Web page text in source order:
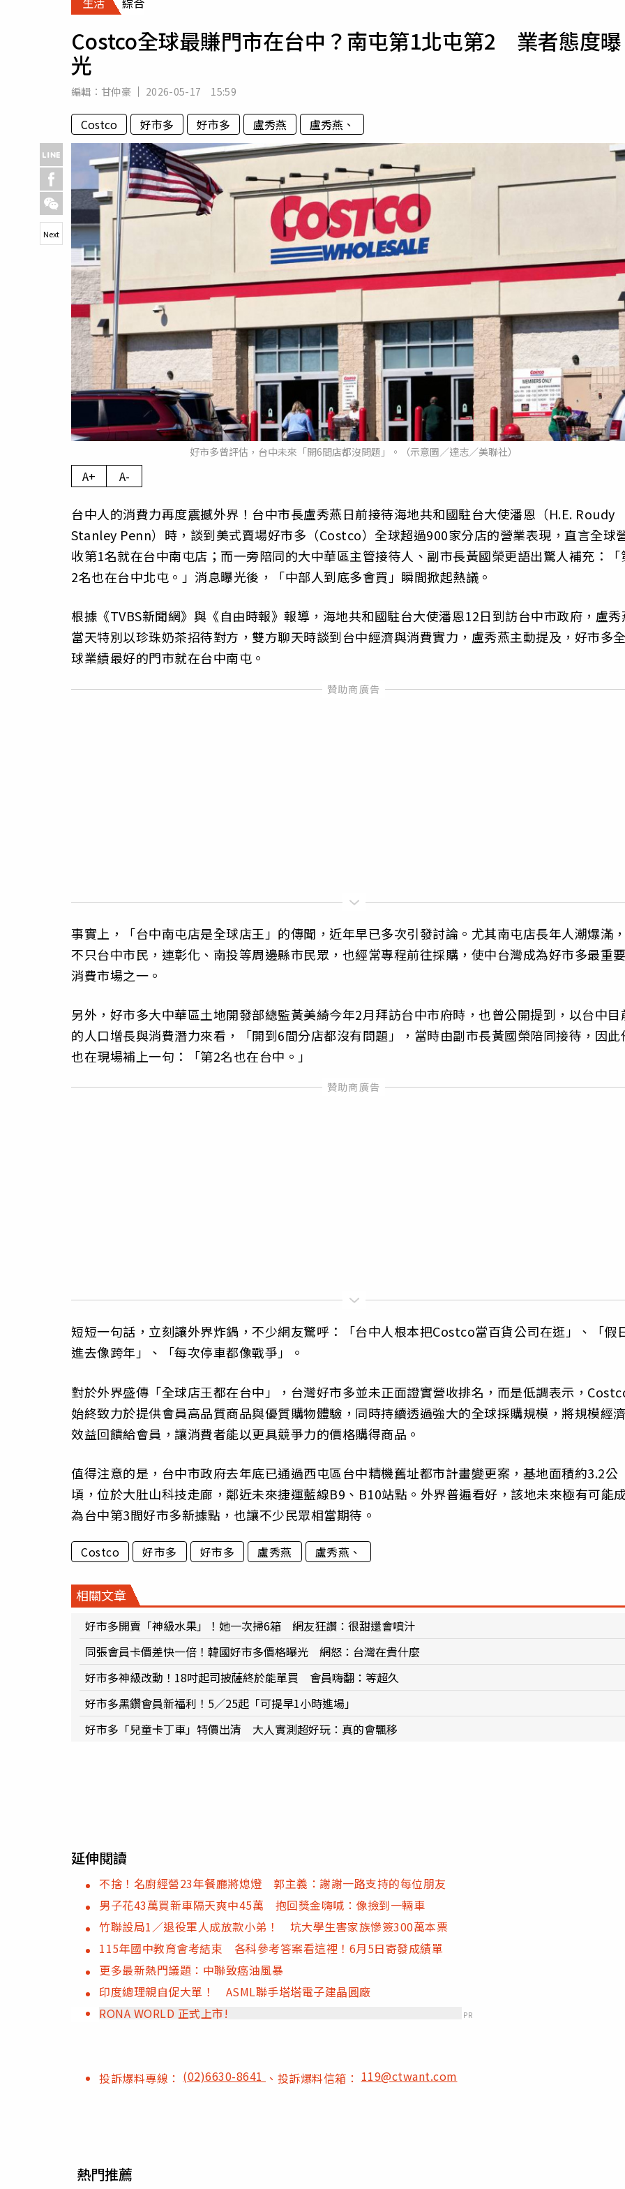
專欄
運勢
Costco全球最賺門市在台中？南屯第1北屯第2 業者態度曝
光
編輯： 甘仲豪 2026-05-17 15:59
Costco 好市多 好市多 盧秀燕 盧秀燕、
好市多曾評估，台中未來「開6間店都沒問題」。（示意圖／達志／美聯社）
Next
A+ A-
台中人的消費力再度震撼外界！台中市長盧秀燕日前接待海地共和國駐台大使潘恩（H.E. Roudy
Stanley Penn）時，談到美式賣場好市多（Costco）全球超過900家分店的營業表現，直言全球
收第1名就在台中南屯店；而一旁陪同的大中華區主管接待人、副市長黃國榮更語出驚人補充：「
2名也在台中北屯。」消息曝光後，「中部人到底多會買」瞬間掀起熱議。
根據《TVBS新聞網》與《自由時報》報導，海地共和國駐台大使潘恩12日到訪台中市政府，盧秀
當天特別以珍珠奶茶招待對方，雙方聊天時談到台中經濟與消費實力，盧秀燕主動提及，好市多
球業績最好的門市就在台中南屯。
事實上，「台中南屯店是全球店王」的傳聞，近年早已多次引發討論。尤其南屯店長年人潮爆滿
不只台中市民，連彰化、南投等周邊縣市民眾，也經常專程前往採購，使中台灣成為好市多最重
消費市場之一。
另外，好市多大中華區土地開發部總監黃美綺今年2月拜訪台中市府時，也曾公開提到，以台中目
的人口增長與消費潛力來看，「開到6間分店都沒有問題」，當時由副市長黃國榮陪同接待，因此
也在現場補上一句：「第2名也在台中。」
短短一句話，立刻讓外界炸鍋，不少網友驚呼：「台中人根本把Costco當百貨公司在逛」、「假
進去像跨年」、「每次停車都像戰爭」。
對於外界盛傳「全球店王都在台中」，台灣好市多並未正面證實營收排名，而是低調表示，
始終致力於提供會員高品質商品與優質購物體驗，同時持續透過強大的全球採購規模，將規模經
效益回饋給會員，讓消費者能以更具競爭力的價格購得商品。
值得注意的是，台中市政府去年底已通過西屯區台中精機舊址都市計畫變更案，基地面積約3.2公
頃，位於大肚山科技走廊，鄰近未來捷運藍線B9、B10站點。外界普遍看好，該地未來極有可能
為台中第3間好市多新據點，也讓不少民眾相當期待。
Costco 好市多 好市多 盧秀燕 盧秀燕、
相關文章
好市多開賣「神級水果」！她一次掃6箱 網友狂讚：很甜還會噴汁
同張會員卡價差快一倍！韓國好市多價格曝光 網怒：台灣在貴什麼
好市多神級改動！18吋起司披薩終於能單買 會員嗨翻：等超久
好市多黑鑽會員新福利！5／25起「可提早1小時進場」
好市多「兒童卡丁車」特價出清 大人實測超好玩：真的會飄移
延伸閱讀
不捨！名廚經營23年餐廳將熄燈 郭主義：謝謝一路支持的每位朋友
男子花43萬買新車隔天爽中45萬 抱回獎金嗨喊：像撿到一輛車
竹聯設局1／退役軍人成放款小弟！ 坑大學生害家族慘簽300萬本票
115年國中教育會考結束 各科參考答案看這裡！6月5日寄發成績單
更多最新熱門議題：中聯致癌油風暴
印度總理親自促大單！ ASML聯手塔塔電子建晶圓廠
RONA WORLD 正式上市!
PR
投訴爆料專線： (02)6630-8641 、投訴爆料信箱：119@ctwant.com
熱門推薦